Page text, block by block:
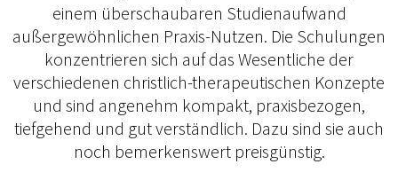
einem überschaubaren Studienaufwand
außergewöhnlichen Praxis-Nutzen. Die Schulungen
konzentrieren sich auf das Wesentliche der
verschiedenen christlich-therapeutischen Konzepte
und sind angenehm kompakt, praxisbezogen,
tiefgehend und gut verständlich. Dazu sind sie auch
noch bemerkenswert preisgünstig.